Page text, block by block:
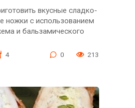
вкусные сладко-
ножки с использованием
и бальзамического
4 0 213